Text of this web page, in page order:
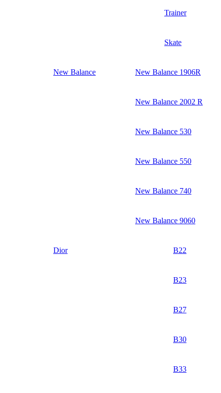
Trainer
Skate
New Balance New Balance 1906R
New Balance 2002 R
New Balance 530
New Balance 550
New Balance 740
New Balance 9060
Dior B22
B23
B27
B30
B33